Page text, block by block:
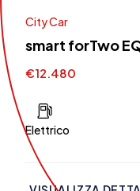
City Car
smart forTwo
€12.480
Elettrico